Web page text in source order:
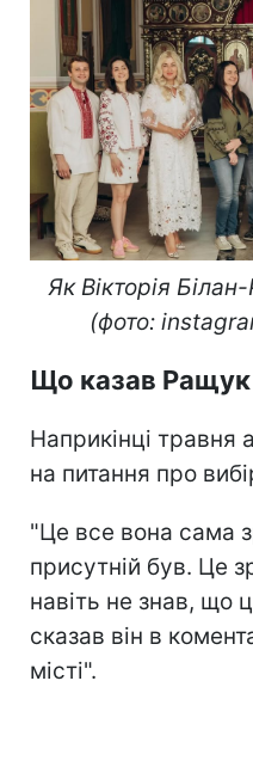
Як Вікторія
(фото:
Що казав Ращук
Наприкінці травня
на питання про
"Це все вона сама
присутній був. Це
навіть не знав, що
сказав він в
місті".